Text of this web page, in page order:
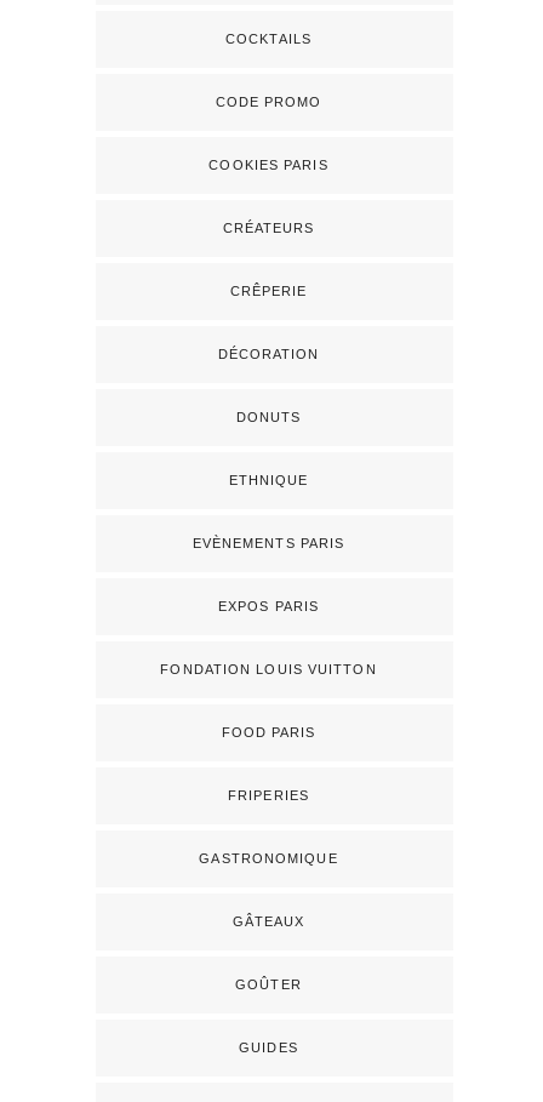
COCKTAILS
CODE PROMO
COOKIES PARIS
CRÉATEURS
CRÊPERIE
DÉCORATION
DONUTS
ETHNIQUE
EVÈNEMENTS PARIS
EXPOS PARIS
FONDATION LOUIS VUITTON
FOOD PARIS
FRIPERIES
GASTRONOMIQUE
GÂTEAUX
GOÛTER
GUIDES